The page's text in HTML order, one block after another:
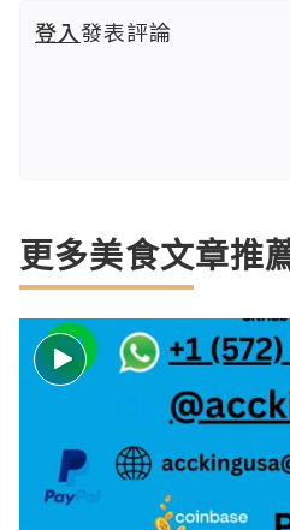
登入發表評論
更多美食文章推